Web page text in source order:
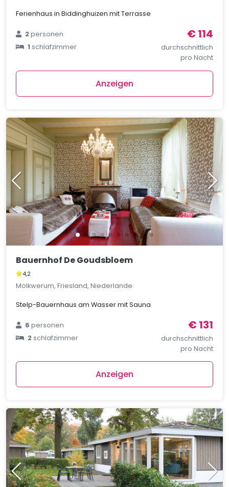
Ferienhaus in Biddinghuizen mit Terrasse
2personen
1schlafzimmer
€ 114
durchschnittlich
pro Nacht
Anzeigen
Bauernhof De Goudsbloem
4,2
Molkwerum, Friesland, Niederlande
Stelp-Bauernhaus am Wasser mit Sauna
6personen
2schlafzimmer
€ 131
durchschnittlich
pro Nacht
Anzeigen